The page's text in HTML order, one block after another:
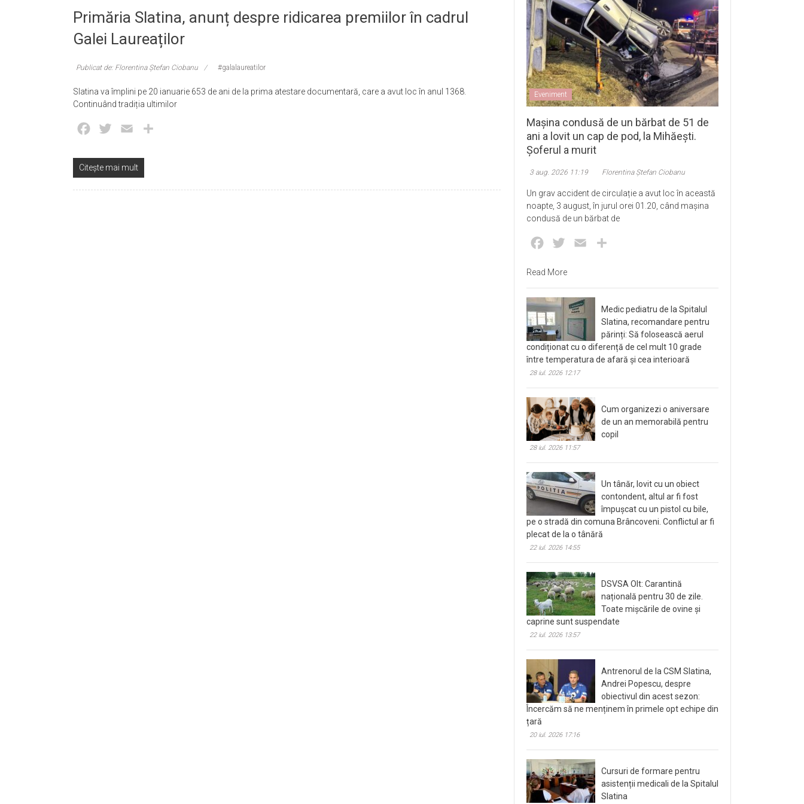
Primăria Slatina, anunț despre ridicarea premiilor în cadrul
Galei Laureaților
Publicat de: Florentina Ștefan Ciobanu #galalaureatilor
Slatina va împlini pe 20 ianuarie 653 de ani de la prima atestare documentară, care a avut loc în anul 1368.
Continuând tradiția ultimilor
Facebook
Twitter Email
Citește mai mult
Eveniment
Mașina condusă de un bărbat de 51 de
ani a lovit un cap de pod, la Mihăești.
Șoferul a murit
3 aug. 2026 11:19 Florentina Ștefan Ciobanu
Un grav accident de circulație a avut loc în această
noapte, 3 august, în jurul orei 01.20, când mașina
condusă de un bărbat de
Facebook
Twitter Email
Read More
Medic pediatru de la Spitalul
Slatina, recomandare pentru
părinți: Să folosească aerul
condiționat cu o diferență de cel mult 10 grade
între temperatura de afară și cea interioară
28 iul. 2026 12:17
Cum organizezi o aniversare
de un an memorabilă pentru
copil
28 iul. 2026 11:57
Un tânăr, lovit cu un obiect
contondent, altul ar fi fost
împușcat cu un pistol cu bile,
pe o stradă din comuna Brâncoveni. Conflictul ar fi
plecat de la o tânără
22 iul. 2026 14:55
DSVSA Olt: Carantină
națională pentru 30 de zile.
Toate mișcările de ovine și
caprine sunt suspendate
22 iul. 2026 13:57
Antrenorul de la CSM Slatina,
Andrei Popescu, despre
obiectivul din acest sezon:
Încercăm să ne menținem în primele opt echipe din
țară
20 iul. 2026 17:16
Cursuri de formare pentru
asistenții medicali de la Spitalul
Slatina